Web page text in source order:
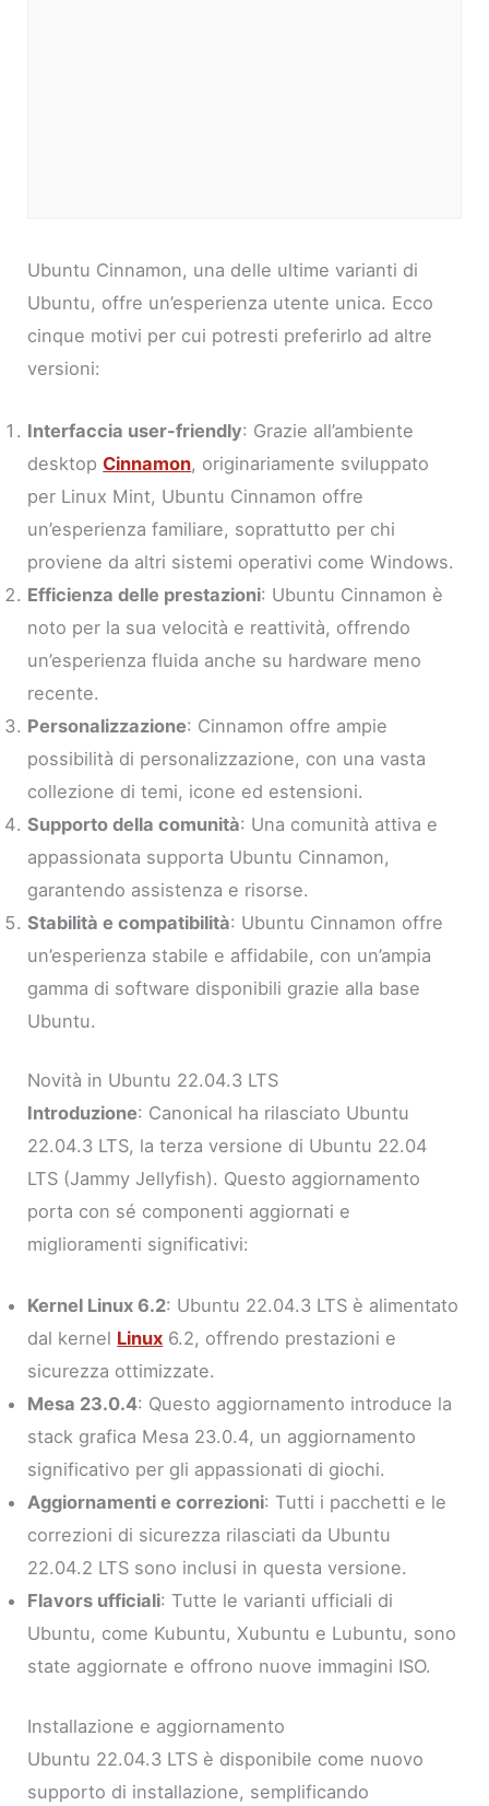
Ubuntu Cinnamon, una delle ultime varianti di
Ubuntu, offre un’esperienza utente unica. Ecco
cinque motivi per cui potresti preferirlo ad altre
versioni:
Interfaccia user-friendly: Grazie all’ambiente
desktopCinnamon, originariamente sviluppato
per Linux Mint, Ubuntu Cinnamon offre
un’esperienza familiare, soprattutto per chi
proviene da altri sistemi operativi come Windows.
Efficienza delle prestazioni: Ubuntu Cinnamon è
noto per la sua velocità e reattività, offrendo
un’esperienza fluida anche su hardware meno
recente.
Personalizzazione: Cinnamon offre ampie
possibilità di personalizzazione, con una vasta
collezione di temi, icone ed estensioni.
Supporto della comunità: Una comunità attiva e
appassionata supporta Ubuntu Cinnamon,
garantendo assistenza e risorse.
Stabilità e compatibilità: Ubuntu Cinnamon offre
un’esperienza stabile e affidabile, con un’ampia
gamma di software disponibili grazie alla base
Ubuntu.
Novità in Ubuntu 22.04.3 LTS
Introduzione: Canonical ha rilasciato Ubuntu
22.04.3 LTS, la terza versione di Ubuntu 22.04
LTS (Jammy Jellyfish). Questo aggiornamento
porta con sé componenti aggiornati e
miglioramenti significativi:
Kernel Linux 6.2: Ubuntu 22.04.3 LTS è alimentato
dal kernel Linux 6.2, offrendo prestazioni e
sicurezza ottimizzate.
Mesa 23.0.4: Questo aggiornamento introduce la
stack grafica Mesa 23.0.4, un aggiornamento
significativo per gli appassionati di giochi.
Aggiornamenti e correzioni: Tutti i pacchetti e le
correzioni di sicurezza rilasciati da Ubuntu
22.04.2 LTS sono inclusi in questa versione.
Flavors ufficiali: Tutte le varianti ufficiali di
Ubuntu, come Kubuntu, Xubuntu e Lubuntu, sono
state aggiornate e offrono nuove immagini ISO.
Installazione e aggiornamento
Ubuntu 22.04.3 LTS è disponibile come nuovo
supporto di installazione, semplificando